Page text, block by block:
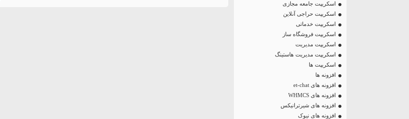
اسکریپت جامعه مجازی
اسکریپت حراجی آنلاین
اسکریپت خدماتی
اسکریپت فروشگاه ساز
اسکریپت مدیریت
اسکریپت مدیریت هاستینگ
اسکریپت ها
افزونه ها
افزونه های et-chat
افزونه های WHMCS
افزونه های شیرترانیکس
افزونه های نیوک